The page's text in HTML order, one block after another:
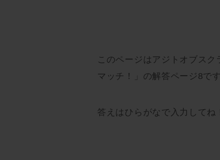
このページはアジトオブス
マッチ！」の解答ページ8です
答えはひらがなで入力してね